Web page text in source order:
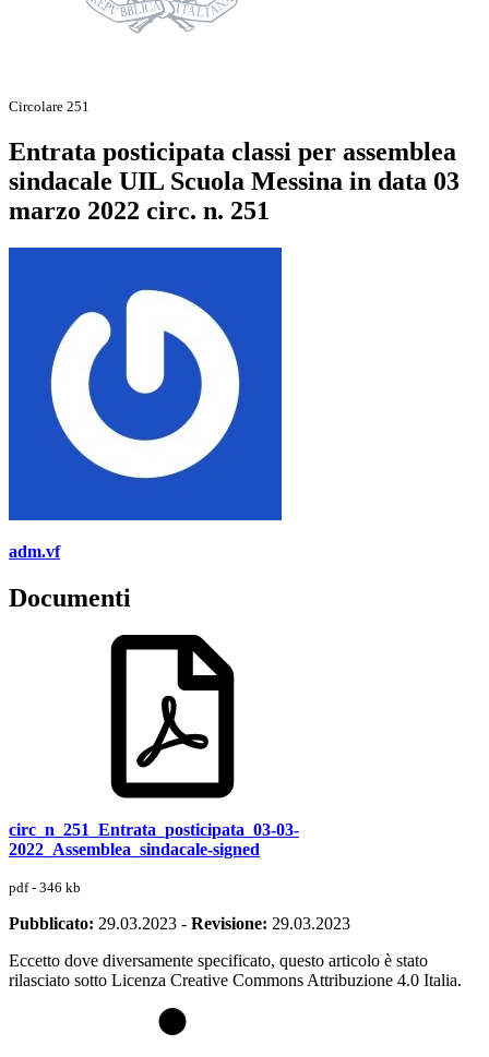
Circolare 251
Entrata posticipata classi per assemblea
sindacale UIL Scuola Messina in data 03
marzo 2022 circ. n. 251
adm.vf
Documenti
circ_n_251_Entrata_posticipata_03-03-
2022_Assemblea_sindacale-signed
pdf - 346 kb
Pubblicato: 29.03.2023 - Revisione: 29.03.2023
Eccetto dove diversamente specificato, questo articolo è stato
rilasciato sotto Licenza Creative Commons Attribuzione 4.0 Italia.